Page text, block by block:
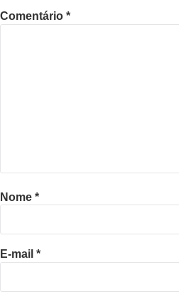
Comentário *
Nome *
E-mail *